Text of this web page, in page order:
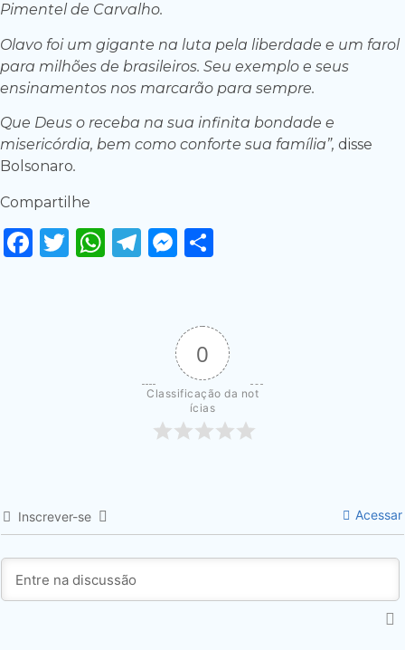
Pimentel de Carvalho.
Olavo foi um gigante na luta pela liberdade e um farol
para milhões de brasileiros. Seu exemplo e seus
ensinamentos nos marcarão para sempre.
Que Deus o receba na sua infinita bondade e
misericórdia, bem como conforte sua família”, disse
Bolsonaro.
Compartilhe
Facebook
Twitter
WhatsApp
Telegram
Messenger
0
Classificação da not
ícias
Inscrever-se Acessar